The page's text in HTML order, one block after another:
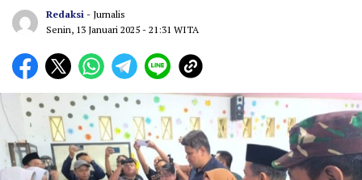
Redaksi - Jurnalis
Senin, 13 Januari 2025 - 21:31 WITA